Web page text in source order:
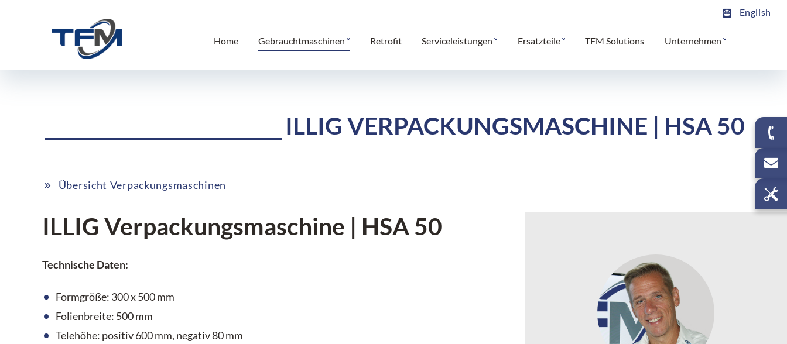
English
Home Gebrauchtmaschinen Retrofit Serviceleistungen Ersatzteile TFM Solutions Unternehmen
ILLIG VERPACKUNGSMASCHINE | HSA 50
Übersicht Verpackungsmaschinen
ILLIG Verpackungsmaschine | HSA 50
Technische Daten:
Formgröße: 300 x 500 mm
Folienbreite: 500 mm
Telehöhe: positiv 600 mm, negativ 80 mm